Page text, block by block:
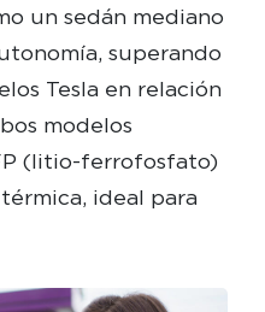
un sedán mediano
superando
Tesla en relación
modelos
(litio-ferrofosfato)
ideal para